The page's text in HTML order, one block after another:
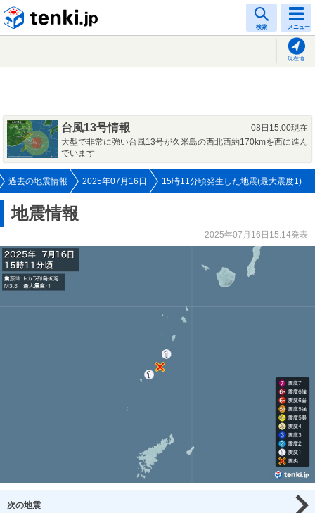
検索 メニュー
現在地
台風13号情報
08日15:00現在
大型で非常に強い台風13号が久米島の西北西約170kmを西に進ん
でいます
過去の地震情報 2025年07月16日 15時11分頃発生した地震(最大震度1)
地震情報
2025年07月16日15:14発表
次の地震